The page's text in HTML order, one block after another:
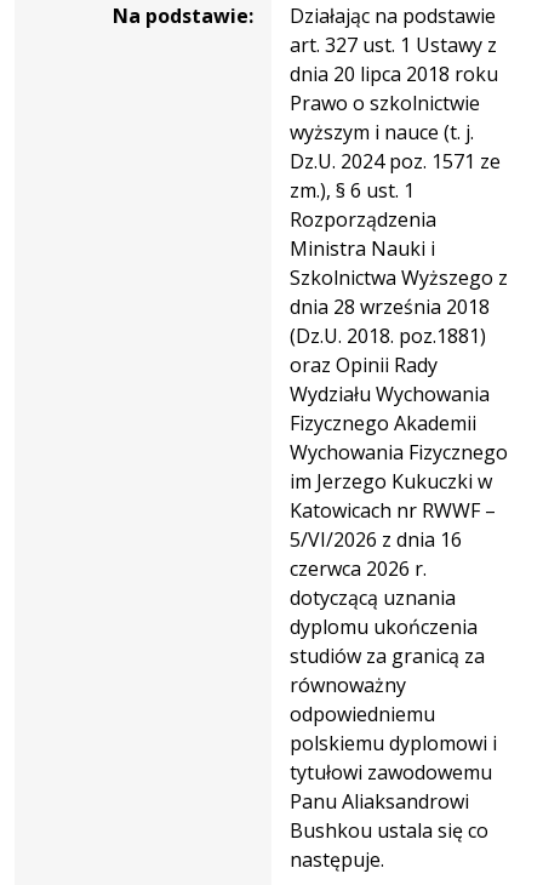
Na podstawie:
Działając na podstawie
art. 327 ust. 1 Ustawy z
dnia 20 lipca 2018 roku
Prawo o szkolnictwie
wyższym i nauce (t. j.
Dz.U. 2024 poz. 1571 ze
zm.), § 6 ust. 1
Rozporządzenia
Ministra Nauki i
Szkolnictwa Wyższego z
dnia 28 września 2018
(Dz.U. 2018. poz.1881)
oraz Opinii Rady
Wydziału Wychowania
Fizycznego Akademii
Wychowania Fizycznego
im Jerzego Kukuczki w
Katowicach nr RWWF –
5/VI/2026 z dnia 16
czerwca 2026 r.
dotyczącą uznania
dyplomu ukończenia
studiów za granicą za
równoważny
odpowiedniemu
polskiemu dyplomowi i
tytułowi zawodowemu
Panu Aliaksandrowi
Bushkou ustala się co
następuje.